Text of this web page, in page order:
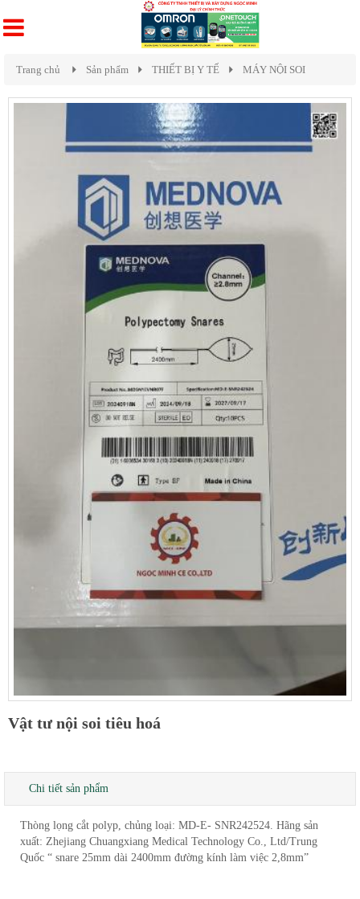
Trang chủ Sản phẩm THIẾT BỊ Y TẾ MÁY NỘI SOI
Vật tư nội soi tiêu hoá
Chi tiết sản phẩm
Thòng lọng cắt polyp, chủng loại: MD-E- SNR242524. Hãng sản
xuất: Zhejiang Chuangxiang Medical Technology Co., Ltd/Trung
Quốc “ snare 25mm dài 2400mm đường kính làm việc 2,8mm”